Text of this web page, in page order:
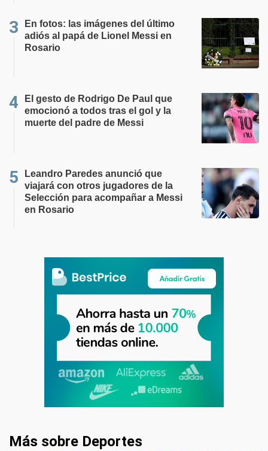
En fotos: las imágenes del último
adiós al papá de Lionel Messi en
Rosario
El gesto de Rodrigo De Paul que
emocionó a todos tras el gol y la
muerte del padre de Messi
Leandro Paredes anunció que
viajará con otros jugadores de la
Selección para acompañar a Messi
en Rosario
Más sobre Deportes